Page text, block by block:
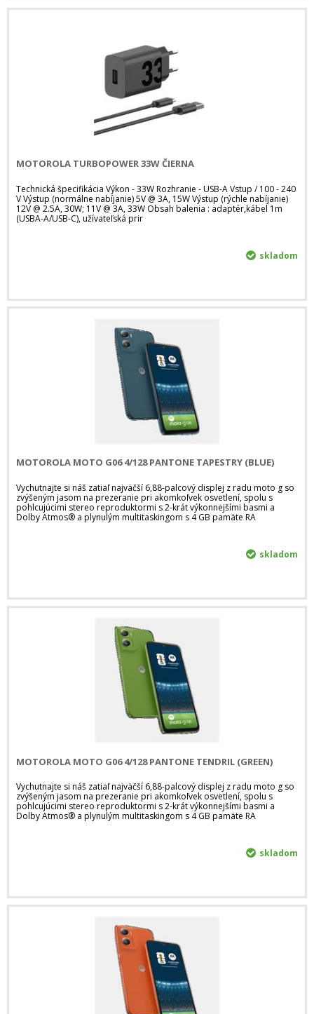
MOTOROLA TURBOPOWER 33W ČIERNA
Technická špecifikácia Výkon - 33W Rozhranie - USB-A Vstup / 100 - 240
V Výstup (normálne nabíjanie) 5V @ 3A, 15W Výstup (rýchle nabíjanie)
12V @ 2.5A, 30W; 11V @ 3A, 33W Obsah balenia : adaptér,kábel 1m
(USBA-A/USB-C), užívateľská prir
skladom
MOTOROLA MOTO G06 4/128 PANTONE TAPESTRY (BLUE)
Vychutnajte si náš zatiaľ najväčší 6,88-palcový displej z radu moto g so
zvýšeným jasom na prezeranie pri akomkoľvek osvetlení, spolu s
pohlcujúcimi stereo reproduktormi s 2-krát výkonnejšími basmi a
Dolby Atmos® a plynulým multitaskingom s 4 GB pamäte RA
skladom
MOTOROLA MOTO G06 4/128 PANTONE TENDRIL (GREEN)
Vychutnajte si náš zatiaľ najväčší 6,88-palcový displej z radu moto g so
zvýšeným jasom na prezeranie pri akomkoľvek osvetlení, spolu s
pohlcujúcimi stereo reproduktormi s 2-krát výkonnejšími basmi a
Dolby Atmos® a plynulým multitaskingom s 4 GB pamäte RA
skladom